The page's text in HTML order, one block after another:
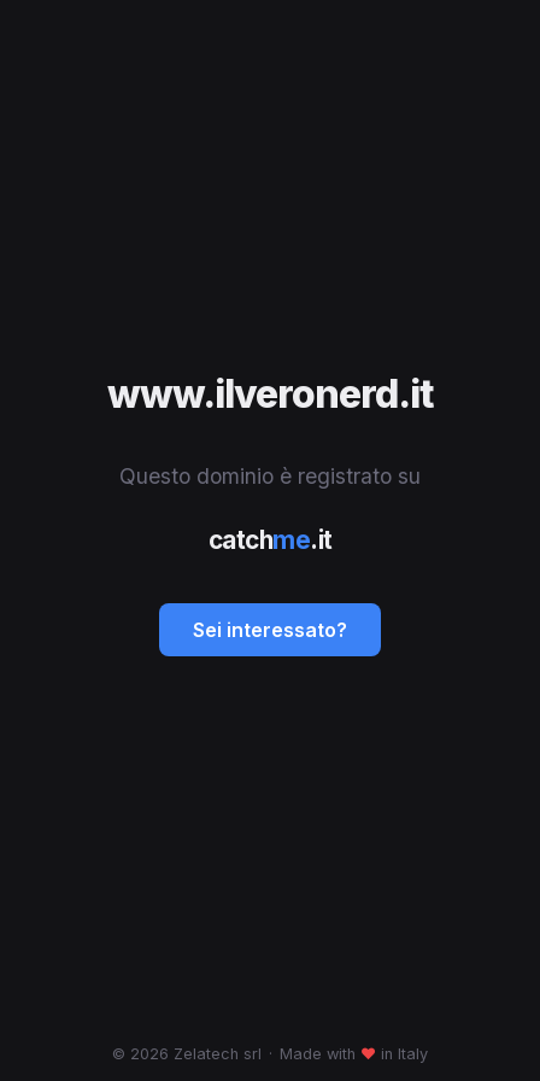
www.ilveronerd.it
Questo dominio è registrato su
catchme.it
Sei interessato?
© 2026 Zelatech srl · Made with ♥ in Italy